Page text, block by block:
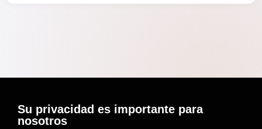
Su privacidad es importante para
nosotros